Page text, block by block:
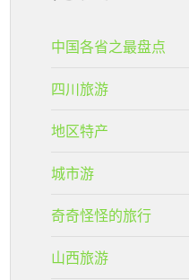
中国各省之最盘点
四川旅游
地区特产
城市游
奇奇怪怪的旅行
山西旅游